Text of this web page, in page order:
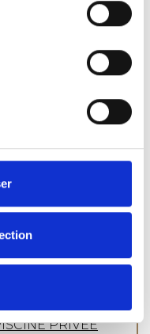
DE MER
FRONT
ARTEMIS-
MER AVEC
2 CHAMBRES,
PRIVÉE